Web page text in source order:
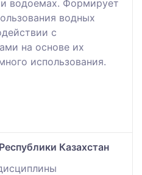
водоемах. Формирует
водных
с
на основе их
использования.
Казахстан